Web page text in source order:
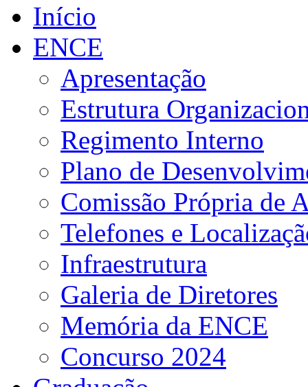
Início
ENCE
Apresentação
Estrutura
Regimento Interno
Plano de
Comissão Própria de
Telefones e
Infraestrutura
Galeria de Diretores
Memória da ENCE
Concurso 2024